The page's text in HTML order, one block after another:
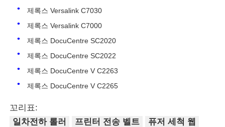
제록스 Versalink C7030
제록스 Versalink C7000
제록스 DocuCentre SC2020
제록스 DocuCentre SC2022
제록스 DocuCentre V C2263
제록스 DocuCentre V C2265
꼬리표:
일차전하 롤러
프린터 전송 벨트 퓨저 세척 웹